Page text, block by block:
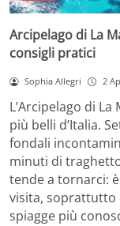
Arcipelago di La
consigli pratici
Sophia Allegri 2
L’Arcipelago di
più belli d’Italia.
fondali
minuti di
tende a tornarci:
visita, soprattutto
spiagge più